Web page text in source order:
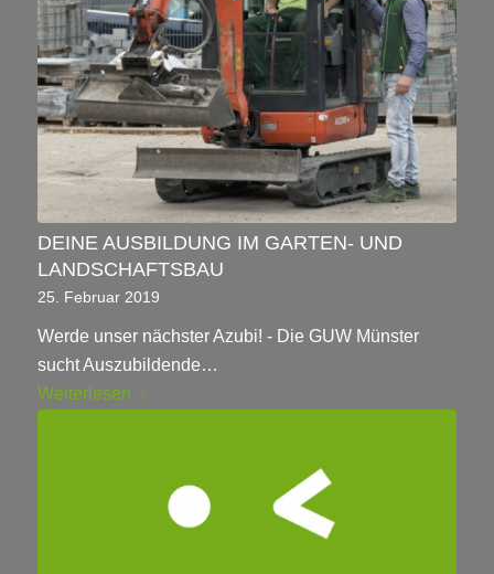
DEINE AUSBILDUNG IM GARTEN- UND
LANDSCHAFTSBAU
25. Februar 2019
Werde unser nächster Azubi! - Die GUW Münster
sucht Auszubildende…
Weiterlesen